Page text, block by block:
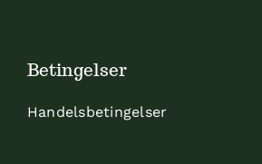
Betingelser
Handelsbetingelser